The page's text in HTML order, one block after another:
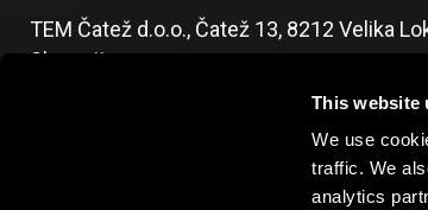
This website
We use
traffic. We
analytics
TEM Čatež d.o.o., Čatež 13, 8212 Velika
Slovenija
info@tem.si